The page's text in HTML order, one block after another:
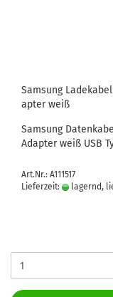
Sam­sung
ap­ter weiß
Sam­sung
Ad­ap­ter weiß USB
Art.Nr.: A111517
Lieferzeit:
lagernd,